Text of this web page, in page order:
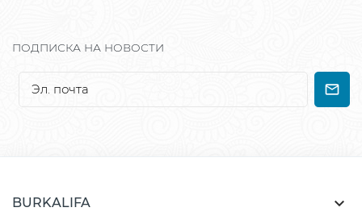
ПОДПИСКА НА НОВОСТИ
BURKALIFA 